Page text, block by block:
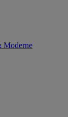
Moderne